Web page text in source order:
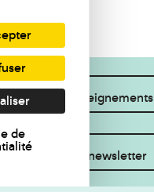
des renseignements
vous à la newsletter
de